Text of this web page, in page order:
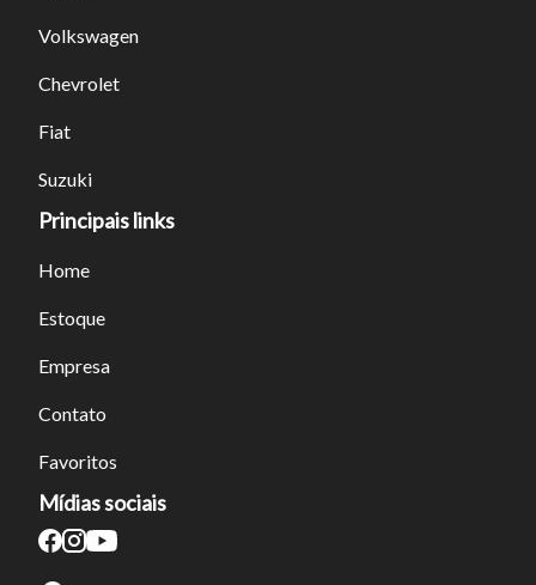
Para aumentar ou diminuir a fonte em nosso site, utilize os
atalhos Ctrl+ (para aumentar) e Ctrl- (para diminuir) no seu
Volkswagen
Chevrolet
Fiat
Suzuki
Principais links
Home
Estoque
Empresa
Contato
Favoritos
Mídias sociais